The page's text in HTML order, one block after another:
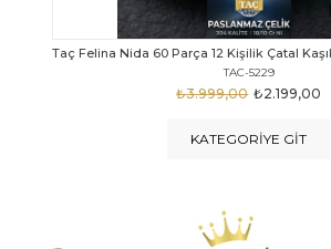
Taç Calista Tivoli 72 Parça 12 Kişilik Çatal
TAC-5040
₺2.999,00
₺4.289,00
KATEGORIYE GIT